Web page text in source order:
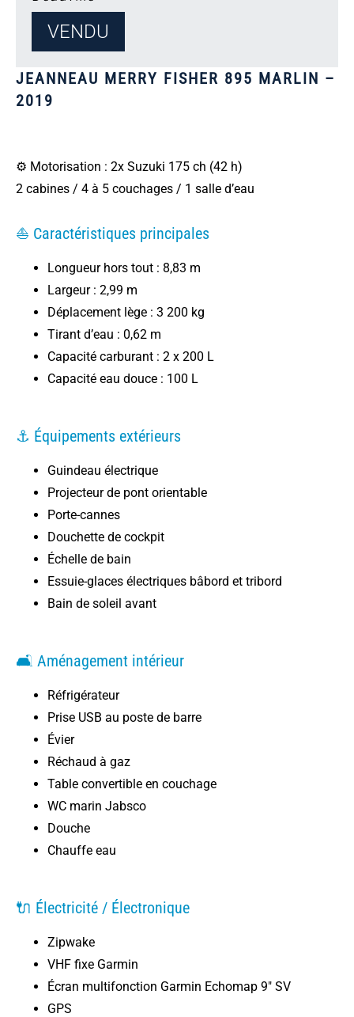
VENDU
JEANNEAU MERRY FISHER 895 MARLIN –
2019
⚙️ Motorisation : 2x Suzuki 175 ch (42 h)
2 cabines / 4 à 5 couchages / 1 salle d’eau
⛵ Caractéristiques principales
Longueur hors tout : 8,83 m
Largeur : 2,99 m
Déplacement lège : 3 200 kg
Tirant d’eau : 0,62 m
Capacité carburant : 2 x 200 L
Capacité eau douce : 100 L
⚓ Équipements extérieurs
Guindeau électrique
Projecteur de pont orientable
Porte-cannes
Douchette de cockpit
Échelle de bain
Essuie-glaces électriques bâbord et tribord
Bain de soleil avant
🛋️ Aménagement intérieur
Réfrigérateur
Prise USB au poste de barre
Évier
Réchaud à gaz
Table convertible en couchage
WC marin Jabsco
Douche
Chauffe eau
🔌 Électricité / Électronique
Zipwake
VHF fixe Garmin
Écran multifonction Garmin Echomap 9" SV
GPS